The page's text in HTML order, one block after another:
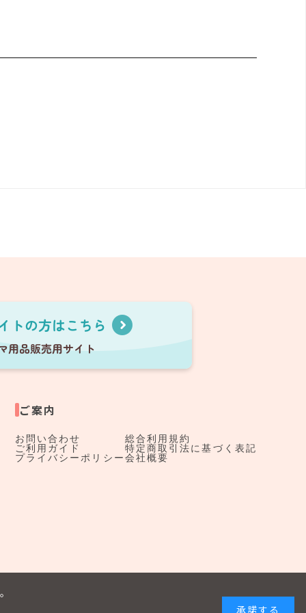
ご案内
お問い合わせ
ご利用ガイド
プライバシーポリシー
総合利用規約
特定商取引法に基づく表記
会社概要
承諾する